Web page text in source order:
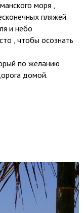
моря ,
пляжей.
и небо
, чтобы осознать
по желанию
домой.